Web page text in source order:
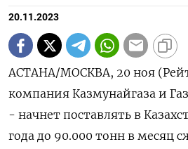
20.11.2023
АСТАНА/МОСКВА, 20 ноя
компания Казмунайгаза и
- начнет поставлять в
года до 90.000 тонн в месяц